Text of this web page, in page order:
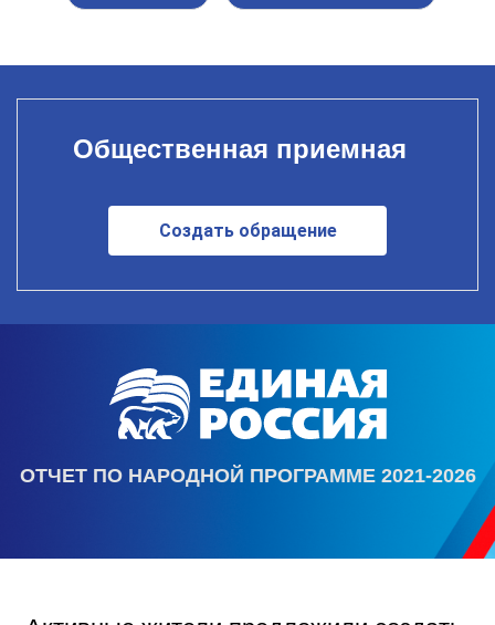
Общественная приемная
Создать обращение
ОТЧЕТ ПО НАРОДНОЙ ПРОГРАММЕ 2021-2026